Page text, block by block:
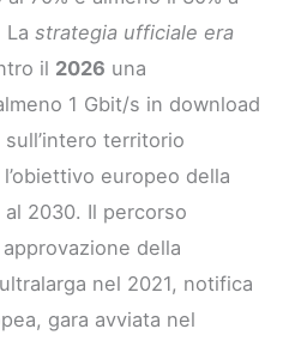
strategia ufficiale era
il 2026 una
1 Gbit/s in download
territorio
europeo della
2030. Il percorso
della
nel 2021, notifica
gara avviata nel